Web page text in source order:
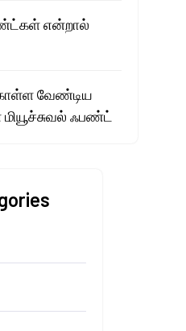
என்றால்
வேண்டிய
ஃபண்ட்